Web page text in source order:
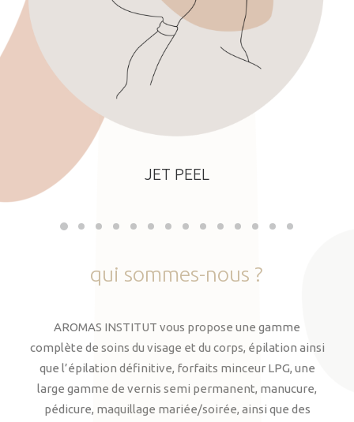
JET PEEL
qui sommes-nous ?
AROMAS INSTITUT vous propose une gamme
complète de soins du visage et du corps, épilation ainsi
que l’épilation définitive, forfaits minceur LPG, une
large gamme de vernis semi permanent, manucure,
pédicure, maquillage mariée/soirée, ainsi que des